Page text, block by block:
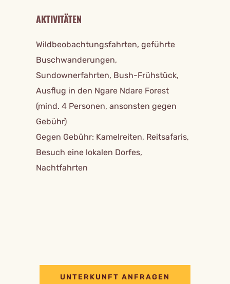
AKTIVITÄTEN
Wildbeobachtungsfahrten, geführte
Buschwanderungen,
Sundownerfahrten, Bush-Frühstück,
Ausflug in den Ngare Ndare Forest
(mind. 4 Personen, ansonsten gegen
Gebühr)
Gegen Gebühr: Kamelreiten, Reitsafaris,
Besuch eine lokalen Dorfes,
Nachtfahrten
UNTERKUNFT ANFRAGEN